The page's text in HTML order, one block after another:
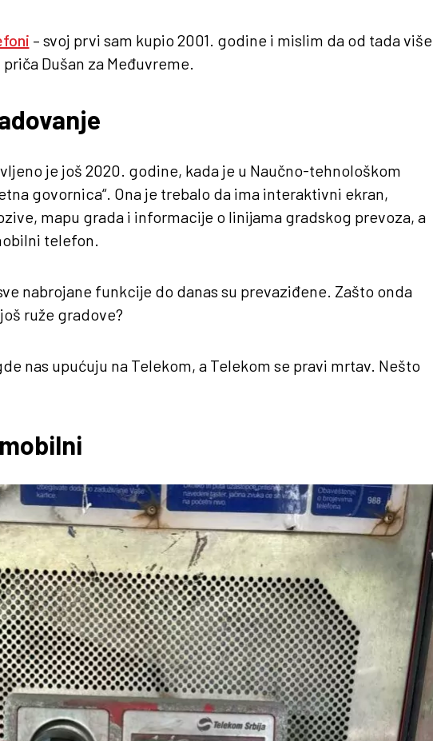
– svoj prvi sam kupio 2001. godine i mislim da od tada više
Dušan za Međuvreme.
je još 2020. godine, kada je u Naučno-tehnološkom
govornica“. Ona je trebalo da ima interaktivni ekran,
mapu grada i informacije o linijama gradskog prevoza, a
telefon.
nabrojane funkcije do danas su prevaziđene. Zašto onda
ruže gradove?
nas upućuju na Telekom, a Telekom se pravi mrtav. Nešto